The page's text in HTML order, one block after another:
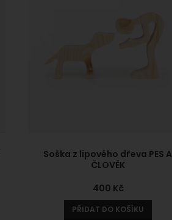
Soška z lipového dřeva PES A
ČLOVĚK
400 Kč
PŘIDAT DO KOŠÍKU